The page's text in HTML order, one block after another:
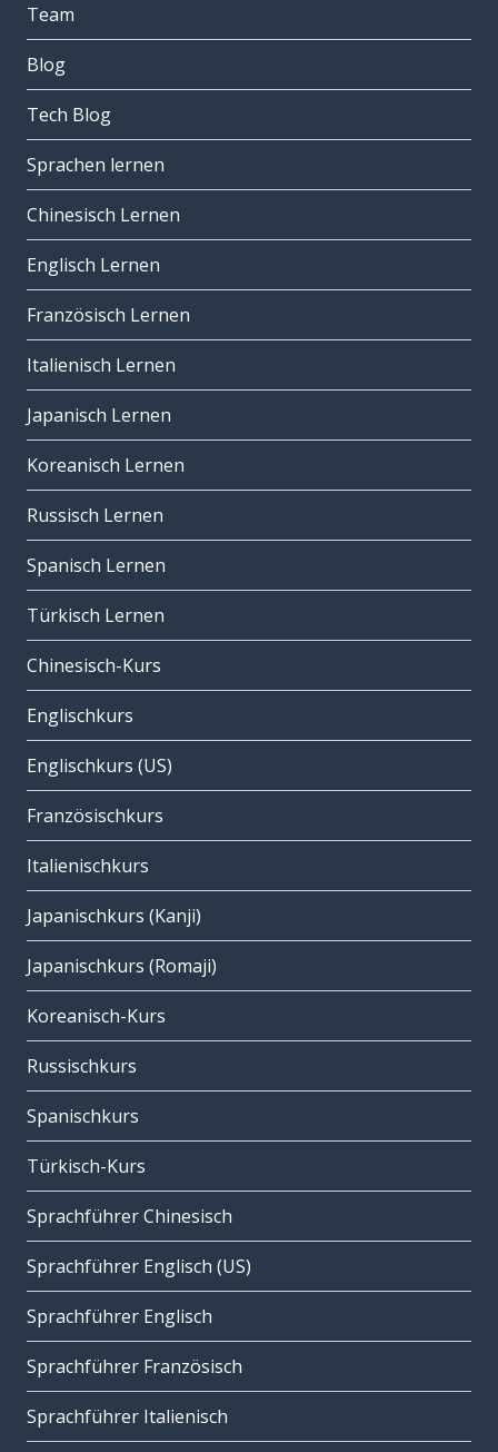
Team
Blog
Tech Blog
Sprachen lernen
Chinesisch Lernen
Englisch Lernen
Französisch Lernen
Italienisch Lernen
Japanisch Lernen
Koreanisch Lernen
Russisch Lernen
Spanisch Lernen
Türkisch Lernen
Chinesisch-Kurs
Englischkurs
Englischkurs (US)
Französischkurs
Italienischkurs
Japanischkurs (Kanji)
Japanischkurs (Romaji)
Koreanisch-Kurs
Russischkurs
Spanischkurs
Türkisch-Kurs
Sprachführer Chinesisch
Sprachführer Englisch (US)
Sprachführer Englisch
Sprachführer Französisch
Sprachführer Italienisch